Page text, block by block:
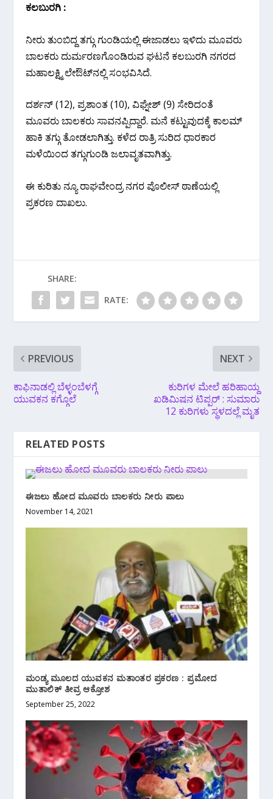
ಕಲಬುರಗಿ :
ನೀರು ತುಂಬಿದ್ದ ತಗ್ಗು ಗುಂಡಿಯಲ್ಲಿ‌ ಈಜಾಡಲು ಇಳಿದು ಮೂವರು
ಬಾಲಕರು ದುರ್ಮರಣಗೊಂಡಿರುವ ಘಟನೆ ಕಲಬುರಗಿ ನಗರದ
ಮಹಾಲಕ್ಷ್ಮಿ ಲೇಔಟ್‌ನಲ್ಲಿ ಸಂಭವಿಸಿದೆ.
ದರ್ಶನ್ (12), ಪ್ರಶಾಂತ (10), ವಿಘ್ನೇಶ್ (9) ಸೇರಿದಂತೆ
ಮೂವರು ಬಾಲಕರು ಸಾವನಪ್ಪಿದ್ದಾರೆ. ಮನೆ‌ ಕಟ್ಟುವುದಕ್ಕೆ ಕಾಲಮ್
ಹಾಕಿ ತಗ್ಗು ತೋಡಲಾಗಿತ್ತು. ಕಳೆದ ರಾತ್ರಿ ಸುರಿದ ಧಾರಕಾರ
ಮಳೆಯಿಂದ ತಗ್ಗುಗುಂಡಿ‌ ಜಲಾವೃತವಾಗಿತ್ತು.
ಈ ಕುರಿತು ನ್ಯೂ ರಾಘವೇಂದ್ರ ನಗರ ಪೊಲೀಸ್ ಠಾಣೆಯಲ್ಲಿ
ಪ್ರಕರಣ ದಾಖಲು.
SHARE:
RATE:
PREVIOUS
ಕಾಫಿನಾಡಲ್ಲಿ ಬೆಳ್ಳಂಬೆಳಗ್ಗೆ
ಯುವಕನ ಕಗ್ಗೊಲೆ
NEXT
ಕುರಿಗಳ ಮೇಲೆ ಹರಿಹಾಯ್ದ
ಖಡಿಮಿಷನ ಟಿಪ್ಪರ್ : ಸುಮಾರು
12 ಕುರಿಗಳು ಸ್ಥಳದಲ್ಲೆ ಮೃತ
RELATED POSTS
ಈಜಲು ಹೋದ ಮೂವರು ಬಾಲಕರು ನೀರು ಪಾಲು
November 14, 2021
ಮಂಡ್ಯ ಮೂಲದ ಯುವಕನ ಮತಾಂತರ ಪ್ರಕರಣ : ಪ್ರಮೋದ
ಮುತಾಲಿಕ್ ತೀವ್ರ ಆಕ್ರೋಶ
September 25, 2022